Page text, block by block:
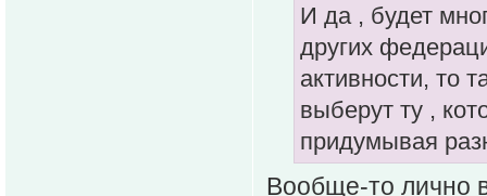
И да , будет
других
активности, то
выберут ту ,
придумывая
Вообще-то лично